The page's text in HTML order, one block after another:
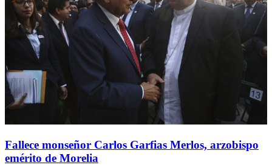
Fallece monseñor Carlos Garfias Merlos, arzobispo
emérito de Morelia